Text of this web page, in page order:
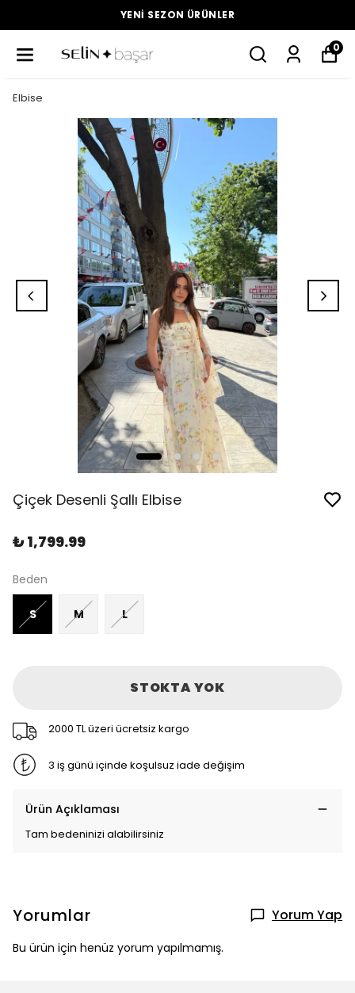
YENI SEZON ÜRÜNLER
0
Elbise
Çiçek Desenli Şallı Elbise
₺ 1,799.99
Beden
S M L
STOKTA YOK
2000 TL üzeri ücretsiz kargo
3 iş günü içinde koşulsuz iade değişim
Ürün Açıklaması
Tam bedeninizi alabilirsiniz
Yorumlar Yorum Yap
Bu ürün için henüz yorum yapılmamış.